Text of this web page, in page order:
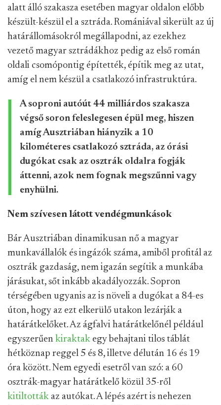
alatt álló szakasza esetében magyar oldalon előbb
készült-készül el a sztráda. Romániával sikerült az új
határállomásokról megállapodni, az ezekhez
vezető magyar sztrádákhoz pedig az első román
oldali csomópontig építették, építik meg az utat,
amíg el nem készül a csatlakozó infrastruktúra.
A soproni autóút 44 milliárdos szakasza
végső soron feleslegesen épül meg, hiszen
amíg Ausztriában hiányzik a 10
kilométeres csatlakozó sztráda, az órási
dugókat csak az osztrák oldalra fogják
áttenni, azok nem fognak megszűnni vagy
enyhülni.
Nem szívesen látott vendégmunkások
Bár Ausztriában dinamikusan nő a magyar
munkavállalók és ingázók száma, amiből profitál az
osztrák gazdaság, nem igazán segítik a munkába
járásukat, sőt inkább akadályozzák. Sopron
térségében ugyanis az is növeli a dugókat a 84-es
úton, hogy az ezt elkerülő utakon lezárják a
határátkelőket. Az ágfalvi határátkelőnél például
egyszerűen kiraktak egy behajtani tilos táblát
hétköznap reggel 5 és 8, illetve délután 16 és 19
óra között. Nem egyedi esetről van szó: a 60
osztrák-magyar határátkelő közül 35-ről
kitiltották az autókat. A lépés azért is nehezen